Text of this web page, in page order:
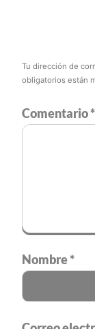
Tu dirección de
obligatorios están
Comentario*
Nombre*